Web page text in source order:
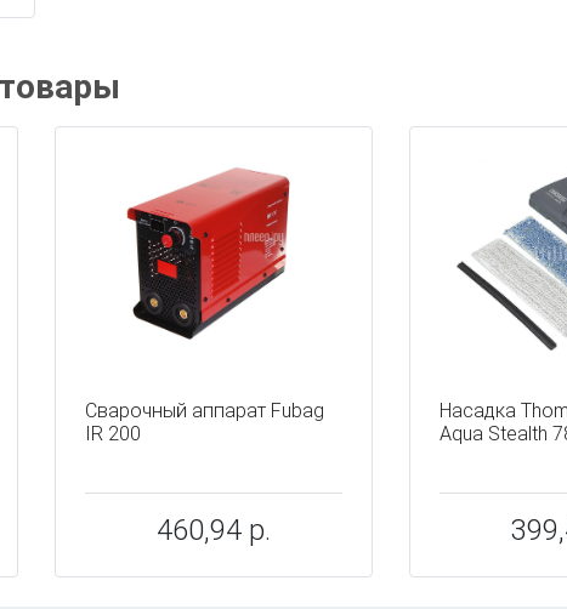
Сварочный аппарат Fubag
IR 200
460,94 р.
Насадка
Aqua Stealth